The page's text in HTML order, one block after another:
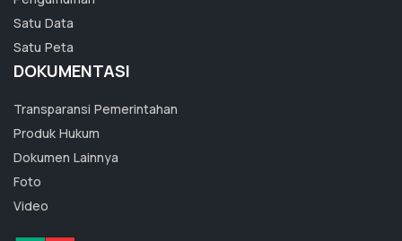
Satu Data
Satu Peta
DOKUMENTASI
Transparansi Pemerintahan
Produk Hukum
Dokumen Lainnya
Foto
Video